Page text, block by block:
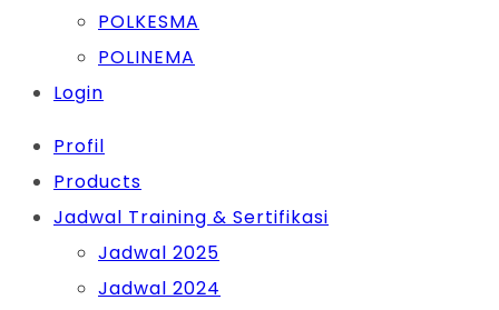
POLKESMA
POLINEMA
Login
Profil
Products
Jadwal Training & Sertifikasi
Jadwal 2025
Jadwal 2024